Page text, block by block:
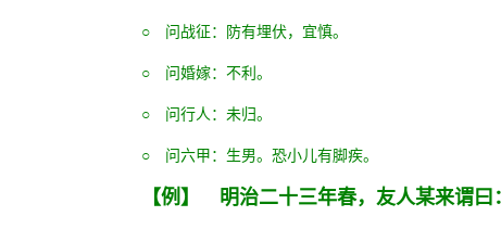
○ 问战征：防有埋伏，宜慎。
○ 问婚嫁：不利。
○ 问行人：未归。
○ 问六甲：生男。恐小儿有脚疾。
【例】 明治二十三年春，友人某来谓曰